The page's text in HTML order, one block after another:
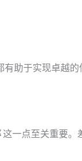
有助于实现卓越的
这一点至关重要。